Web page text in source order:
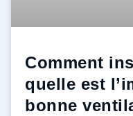
Comment
quelle est
bonne